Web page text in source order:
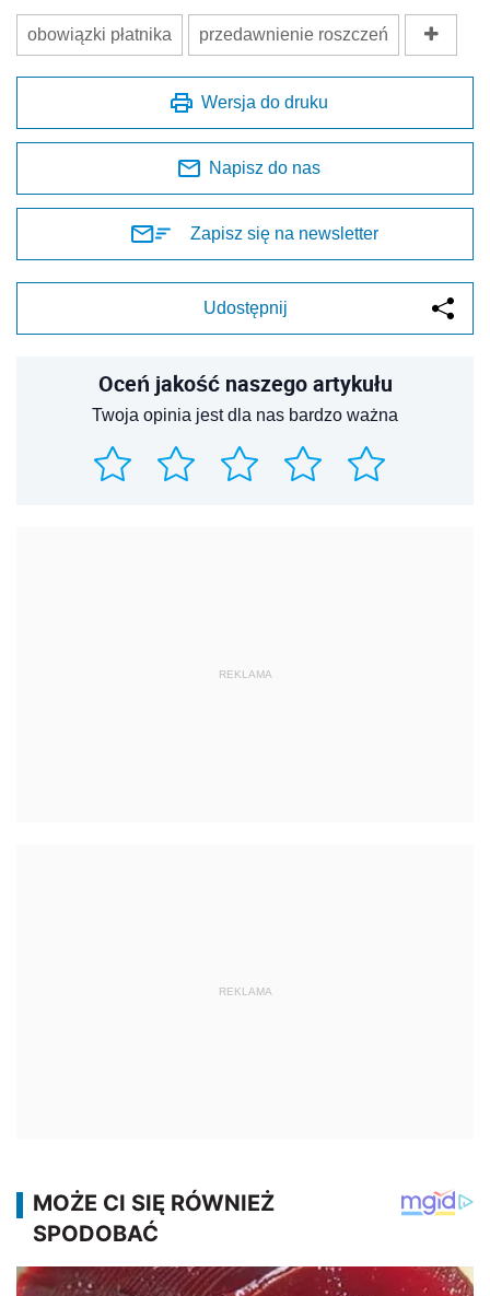
obowiązki płatnika przedawnienie roszczeń
Wersja do druku
Napisz do nas
Zapisz się na newsletter
Udostępnij
Oceń jakość naszego artykułu
Twoja opinia jest dla nas bardzo ważna
REKLAMA
REKLAMA